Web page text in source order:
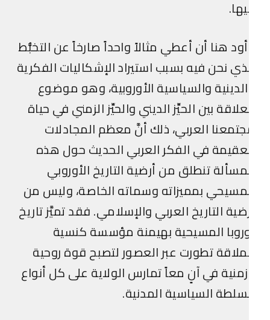
هنا أن أعطي مثالاً واحداً صارخاً عن التخبُّط
نحن فيه بسبب استيراد الإشكاليات الفكرية
والسياسية الأوروبية، وهو موضوع
بين الحيِّز الديني والحيِّز الزمني في حياة
العربي، ذلك أنَّ معظم المجادلات
في الفكر العربي الحديث حول هذه
تنطلق من أرضية التاريخ الأوروبي
بمميزاته وسماته الخاصة، وليس من
التاريخ العربي والإسلامي. فقد تميَّز تاريخ
المسيحية بهيمنة مؤسسة كنسية
تطورت عبر العصور لتصبح قوة روحية
في آنٍ معاً تمارس الولاية على كل أنواع
السياسية المدنية.